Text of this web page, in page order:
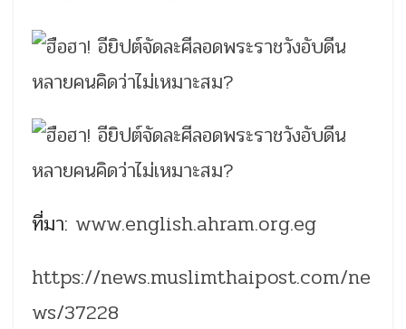
ที่มา: www.english.ahram.org.eg
https://news.muslimthaipost.com/ne
ws/37228